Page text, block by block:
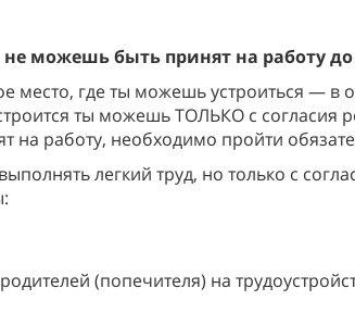
можешь быть принят на работу
место, где ты можешь устроиться — в
ты можешь ТОЛЬКО с согласия
на работу, необходимо пройти
легкий труд, но только с
(попечителя) на